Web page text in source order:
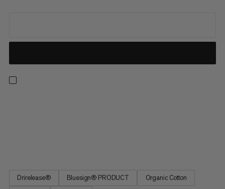
Drirelease® Bluesign® PRODUCT
Organic Cotton